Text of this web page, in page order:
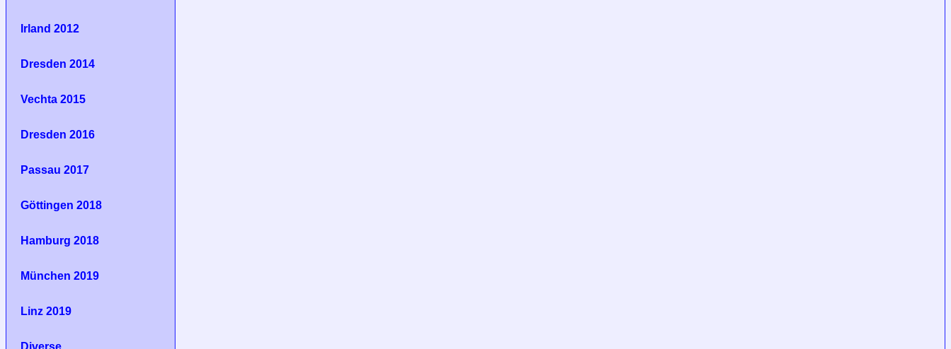
Irland 2012
Dresden 2014
Vechta 2015
Dresden 2016
Passau 2017
Göttingen 2018
Hamburg 2018
München 2019
Linz 2019
Diverse